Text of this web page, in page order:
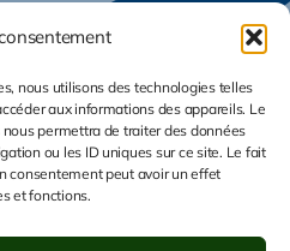
nous utilisons des technologies telles
aux informations des appareils. Le
permettra de traiter des données
ou les ID uniques sur ce site. Le fait
consentement peut avoir un effet
et fonctions.